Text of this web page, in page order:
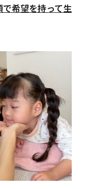
で希望を持って生